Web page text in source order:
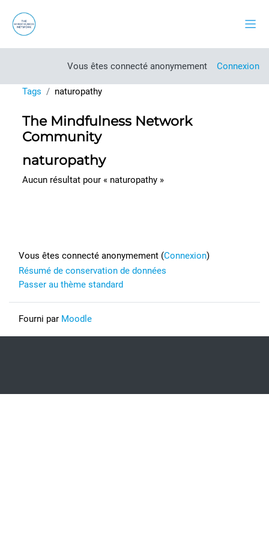
Vous êtes connecté anonymement Connexion
Tags naturopathy
The Mindfulness Network
Community
naturopathy
Aucun résultat pour « naturopathy »
Vous êtes connecté anonymement (Connexion)
Résumé de conservation de données
Passer au thème standard
Fourni par Moodle